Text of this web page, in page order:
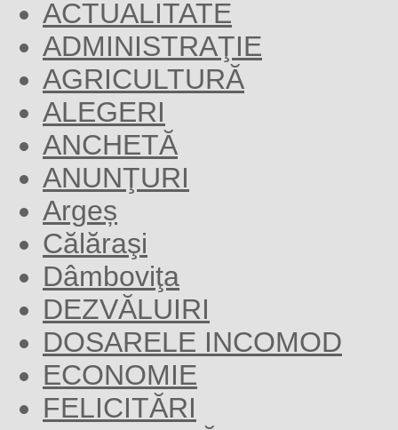
ACTUALITATE
ADMINISTRAŢIE
AGRICULTURĂ
ALEGERI
ANCHETĂ
ANUNŢURI
Argeș
Călăraşi
Dâmboviţa
DEZVĂLUIRI
DOSARELE INCOMOD
ECONOMIE
FELICITĂRI